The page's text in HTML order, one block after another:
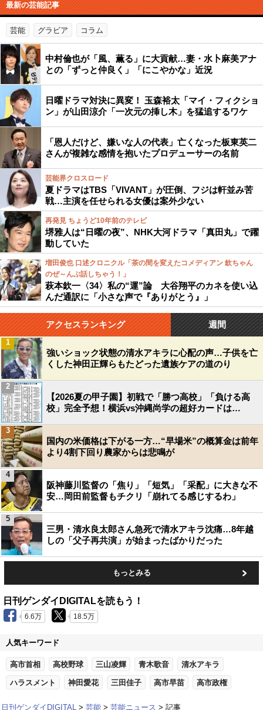
最新の芸能記事
芸能 グラビア コラム
中村倫也が「風、薫る」に大貢献…妻・水卜麻美アナ
との「ずっと仲良く」「にこやかな」近況
日曜ドラマ対決に異変！ 玉森裕太「マイ・フィクショ
ン」が山田涼介「一次元の挿し木」を猛追するワケ
「恩人だけど、嫌いな人の代表」亡くなった板東英二
さんが複雑な感情を抱いたプロデューサーの名前
芸能界クロスロード
夏ドラマはTBS「VIVANT」が圧倒、フジは軒並み苦
戦…主演を任せられる女優は案外少ない
再発見 ちょうど10年前のテレビ
堺雅人は“日曜の夜”、NHK大河ドラマ「真田丸」で躍
動していた
増田俊也 口述クロニクル「茶の間を変えたコメディアン 欽ちゃん
のぜ～んぶ話しちゃう！」
萩本欽一〈34〉私の“運”論 大谷翔平のカネを使い込
んだ通訳に「小さな声で『ありがとう』」
アクセスランキング 週間
強いショック状態の清水アキラに心配の声…子供を亡
くした神田正輝らもたどった遺族ケアの道のり
1
【2026夏の甲子園】初戦で「勝つ高校」「負ける高
校」完全予想！横浜vs沖縄尚学の超好カードは…
2
国内の米価格は下がる一方…“早場米”の概算金は前年
より4割下回り農家からは悲鳴が
3
阪神藤川監督の「焦り」「短気」「采配」に大きな不
安…岡田前監督もチクリ「崩れてる感じするわ」
4
三男・清水良太郎さん急死で清水アキラ沈痛…8年越
しの「父子再共演」が始まったばかりだった
5
もっとみる
日刊ゲンダイDIGITALを読もう！
6.6万 18.5万
人気キーワード
高市首相 高校野球 三山凌輝 青木歌音 清水アキラ
ハラスメント 神田愛花 三田佳子 高市早苗 高市政権
日刊ゲンダイDIGITAL 芸能 芸能ニュース 記事